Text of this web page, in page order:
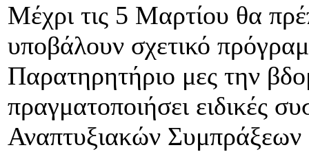
Μέχρι τις 5 Μαρτίου θα
υποβάλουν σχετικό
Παρατηρητήριο μες την
πραγματοποιήσει ειδικές
Αναπτυξιακών Συμπράξεων